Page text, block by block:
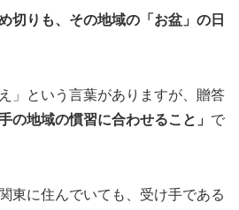
切りも、その地域の「お盆」の日
」という言葉がありますが、贈答
手の地域の慣習に合わせること」 で
東に住んでいても、受け手である